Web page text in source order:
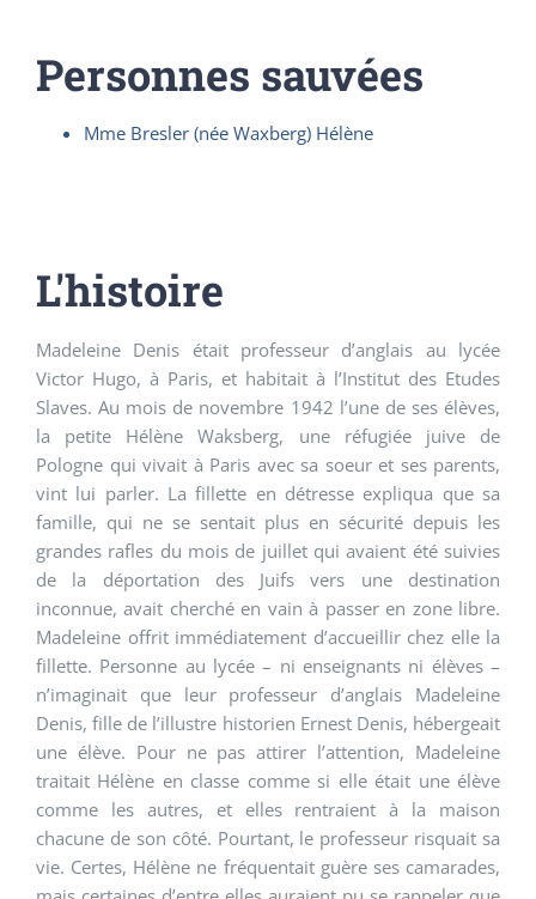
Personnes sauvées
Mme Bresler (née Waxberg) Hélène
L'histoire
Madeleine Denis était professeur d’anglais au lycée
Victor Hugo, à Paris, et habitait à l’Institut des Etudes
Slaves. Au mois de novembre 1942 l’une de ses élèves,
la petite Hélène Waksberg, une réfugiée juive de
Pologne qui vivait à Paris avec sa soeur et ses parents,
vint lui parler. La fillette en détresse expliqua que sa
famille, qui ne se sentait plus en sécurité depuis les
grandes rafles du mois de juillet qui avaient été suivies
de la déportation des Juifs vers une destination
inconnue, avait cherché en vain à passer en zone libre.
Madeleine offrit immédiatement d’accueillir chez elle la
fillette. Personne au lycée – ni enseignants ni élèves –
n’imaginait que leur professeur d’anglais Madeleine
Denis, fille de l’illustre historien Ernest Denis, hébergeait
une élève. Pour ne pas attirer l’attention, Madeleine
traitait Hélène en classe comme si elle était une élève
comme les autres, et elles rentraient à la maison
chacune de son côté. Pourtant, le professeur risquait sa
vie. Certes, Hélène ne fréquentait guère ses camarades,